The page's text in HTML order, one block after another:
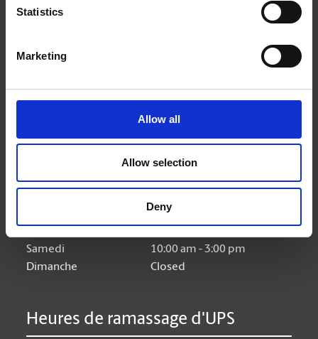
Statistics
Marketing
Allow all
Allow selection
Deny
Nous suivre
Heures d'ouverture
9:00 am - 7:00 pm
Mardi
9:00 am - 7:00 pm
9:00 am - 7:00 pm
Samedi
10:00 am - 3:00 pm
Dimanche
Closed
Heures de ramassage d'UPS